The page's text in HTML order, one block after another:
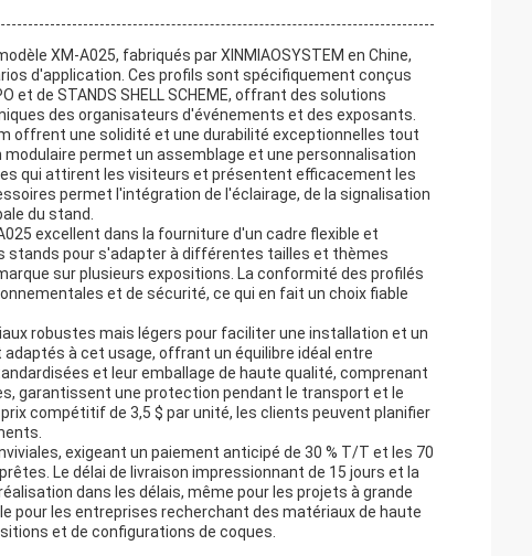
XM-A025, fabriqués par XINMIAOSYSTEM en Chine,
d'application. Ces profils sont spécifiquement conçus
et de STANDS SHELL SCHEME, offrant des solutions
des organisateurs d'événements et des exposants.
offrent une solidité et une durabilité exceptionnelles tout
permet un assemblage et une personnalisation
qui attirent les visiteurs et présentent efficacement les
permet l'intégration de l'éclairage, de la signalisation
du stand.
excellent dans la fourniture d'un cadre flexible et
stands pour s'adapter à différentes tailles et thèmes
sur plusieurs expositions. La conformité des profilés
et de sécurité, ce qui en fait un choix fiable
robustes mais légers pour faciliter une installation et un
à cet usage, offrant un équilibre idéal entre
et leur emballage de haute qualité, comprenant
garantissent une protection pendant le transport et le
compétitif de 3,5 $ par unité, les clients peuvent planifier
exigeant un paiement anticipé de 30 % T/T et les 70
Le délai de livraison impressionnant de 15 jours et la
dans les délais, même pour les projets à grande
pour les entreprises recherchant des matériaux de haute
et de configurations de coques.